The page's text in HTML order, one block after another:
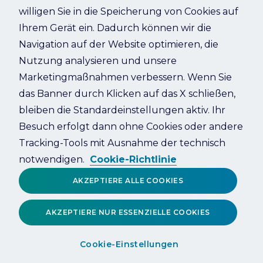
Refresh
willigen Sie in die Speicherung von Cookies auf
Ihrem Gerät ein. Dadurch können wir die
Navigation auf der Website optimieren, die
Nutzung analysieren und unsere
Marketingmaßnahmen verbessern. Wenn Sie
das Banner durch Klicken auf das X schließen,
bleiben die Standardeinstellungen aktiv. Ihr
Besuch erfolgt dann ohne Cookies oder andere
Tracking-Tools mit Ausnahme der technisch
notwendigen. Cookie-Richtlinie
Cookie-Einstellungen
AKZEPTIERE NUR ESSENZIELLE COOKIES
AKZEPTIERE ALLE COOKIES